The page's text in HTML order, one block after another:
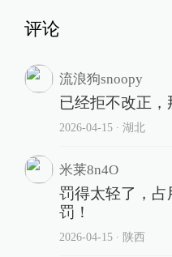
评论
流浪狗snoopy
已经拒不改正
2026-04-15∙ 湖北
米莱8n4O
罚得太轻了，
罚！
2026-04-15∙ 陕西